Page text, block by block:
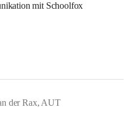
mit Schoolfox
der Rax, AUT